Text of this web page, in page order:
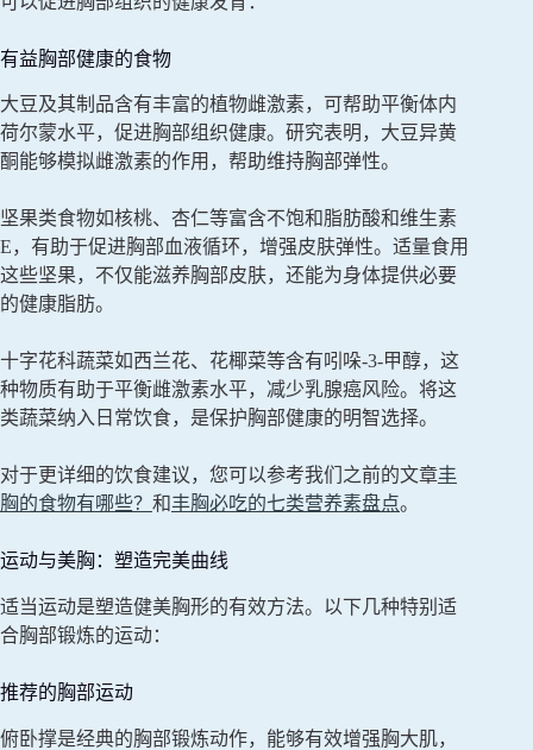
有益胸部健康的食物
大豆及其制品含有丰富的植物雌激素，可帮助平衡体内
荷尔蒙水平，促进胸部组织健康。研究表明，大豆异黄
酮能够模拟雌激素的作用，帮助维持胸部弹性。
坚果类食物如核桃、杏仁等富含不饱和脂肪酸和维生素
E，有助于促进胸部血液循环，增强皮肤弹性。适量食用
这些坚果，不仅能滋养胸部皮肤，还能为身体提供必要
的健康脂肪。
十字花科蔬菜如西兰花、花椰菜等含有吲哚-3-甲醇，这
种物质有助于平衡雌激素水平，减少乳腺癌风险。将这
类蔬菜纳入日常饮食，是保护胸部健康的明智选择。
对于更详细的饮食建议，您可以参考我们之前的文章丰
胸的食物有哪些？ 和丰胸必吃的七类营养素盘点。
运动与美胸：塑造完美曲线
适当运动是塑造健美胸形的有效方法。以下几种特别适
合胸部锻炼的运动：
推荐的胸部运动
俯卧撑是经典的胸部锻炼动作，能够有效增强胸大肌，